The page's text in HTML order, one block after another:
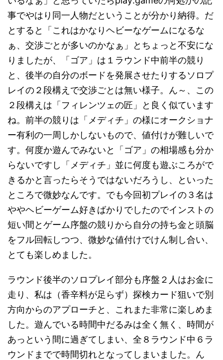
事でやはり同一人物だということが分かり納得。だ
とすると「これはかなりヘビーなゲームになるな
ぁ、交渉ごとが多いのかなぁ」とちょっと不安にな
りましたが、「ゴア」は１ラウンド中前半の競り
と、後半の自分のボードを発展させたりするソロプ
レイの２段構えで交渉ごとは無い様子。ん～、この
２段構えは「フィレンツェの匠」と良く似ています
ね。前半の競りは「メディチ」の様にオークショナ
ー有利の一周しかしないもので、値付けが難しいで
す。何度か遊んでみないと「ゴア」の相場感も分か
らないですし「メディチ」並に何度も遊ぶころがで
きるかと言ったらそうではないだろうし、といった
ところで微妙なんです。でも今回初プレイの３名は
ややヘビーゲーム好きばかりでしたのでインストの
短い間とゲーム序盤の競りから自分の持ち金と頭脳
をフル回転しつつ、微妙な値付けでけん制し合い、
とても楽しめました。
ラウンド後半のソロプレイ部分も序盤２人はお金に
走り、私は（香辛料が足らず）探検カード狙いで別
方向からのアプローチと、これまた非常に楽しめま
した。遊んでいる時間中だるみは全く無く、時間が
あっという間に過ぎてしまい、全８ラウンド中６ラ
ウンドまでで時間切れとなってしまいました。ん